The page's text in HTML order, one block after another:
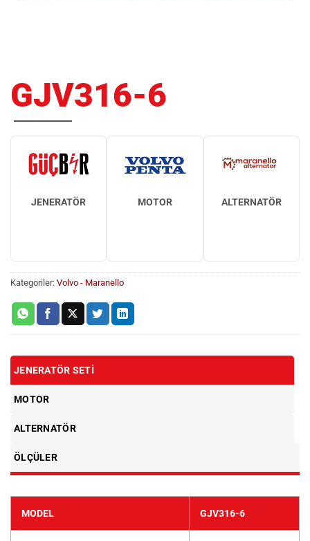
GJV316-6
JENERATÖR MOTOR ALTERNATÖR
Kategoriler: Volvo - Maranello
JENERATÖR SETI
MOTOR
ALTERNATÖR
ÖLÇÜLER
MODEL GJV316-6